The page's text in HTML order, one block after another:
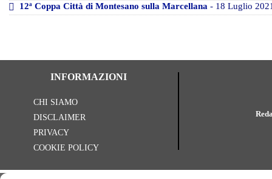
12ª Coppa Città di Montesano sulla Marcellana - 18 Luglio
INFORMAZIONI
CHI SIAMO
DISCLAIMER
PRIVACY
COOKIE POLICY